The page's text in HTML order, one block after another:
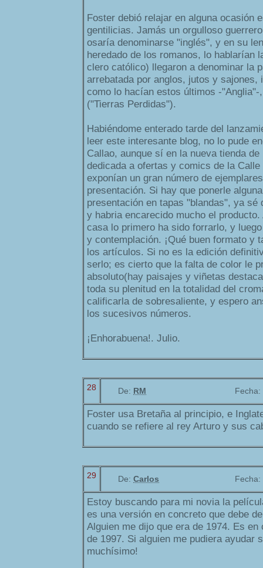
Foster debió relajar en alguna ocasión
gentilicias. Jamás un orgulloso
osaría denominarse "inglés", y en su
heredado de los romanos, lo hablarían
clero católico) llegaron a denominar la
arrebatada por anglos, jutos y sajones,
como lo hacían estos últimos -
("Tierras Perdidas").
Habiéndome enterado tarde del
leer este interesante blog, no lo pude
Callao, aunque sí en la nueva tienda
dedicada a ofertas y comics de la
exponían un gran número de
presentación. Si hay que ponerle
presentación en tapas "blandas", ya sé
y habria encarecido mucho el
casa lo primero ha sido forrarlo, y
y contemplación. ¡Qué buen formato y
los artículos. Si no es la edición
serlo; es cierto que la falta de color le
absoluto(hay paisajes y viñetas
toda su plenitud en la totalidad del
calificarla de sobresaliente, y espero
los sucesivos números.
¡Enhorabuena!. Julio.
28 De: RM Fecha:
Foster usa Bretaña al principio, e
cuando se refiere al rey Arturo y sus
29 De: Carlos Fecha:
Estoy buscando para mi novia la
es una versión en concreto que debe
Alguien me dijo que era de 1974. Es
de 1997. Si alguien me pudiera ayudar
muchísimo!